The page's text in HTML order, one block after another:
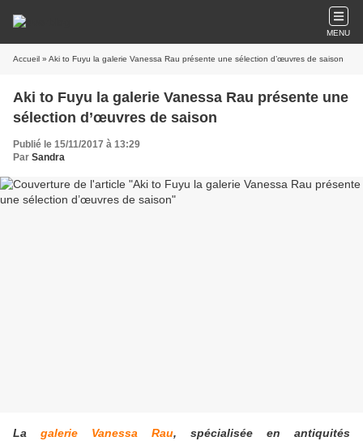
MENU
Accueil » Aki to Fuyu la galerie Vanessa Rau présente une sélection d’œuvres de saison
Aki to Fuyu la galerie Vanessa Rau présente une
sélection d’œuvres de saison
Publié le 15/11/2017 à 13:29
Par Sandra
La galerie Vanessa Rau, spécialisée en antiquités